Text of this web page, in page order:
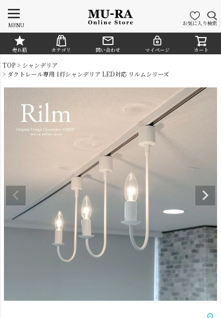
MENU お気に入り検索
CATEGORY
シャンデリア
売れ筋 カテゴリ 問い合わせ マイページ カート
TOP
シャンデリア
ダクトレール専用 1灯シャンデリア LED対応 リルムシリーズ